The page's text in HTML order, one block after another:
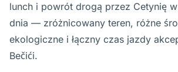
lunch i powrót drogą przez Cetynię
dnia — zróżnicowany teren, różne
ekologiczne i łączny czas jazdy
Bečići.